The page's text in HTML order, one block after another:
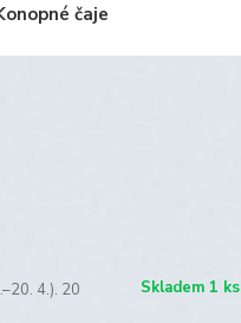
čaje
4.). 20
Skladem 1 ks